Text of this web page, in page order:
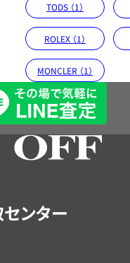
TODS （1）
ROLEX （1）
MONCLER （1）
ンター